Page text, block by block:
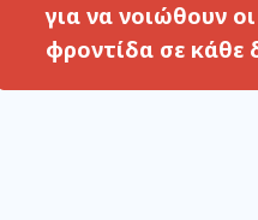
για να νοιώθουν
φροντίδασε κάθε